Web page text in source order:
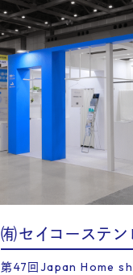
㈲セイコーステ
第47回Japan Home